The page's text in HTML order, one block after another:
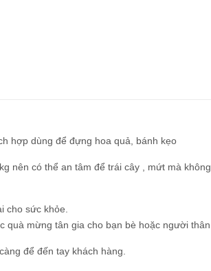
hợp dùng để đựng hoa quả, bánh kẹo
nên có thể an tâm để trái cây , mứt mà không
cho sức khỏe.
mừng tân gia cho bạn bè hoặc người thân.
để đến tay khách hàng.